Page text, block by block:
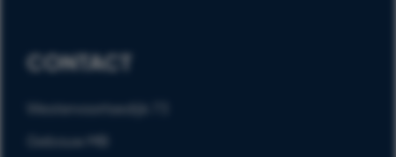
CONTACT
Westervoortsedijk 73
Gebouw MB